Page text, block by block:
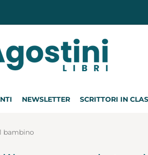
NEWSLETTER SCRITTORI IN
bambino